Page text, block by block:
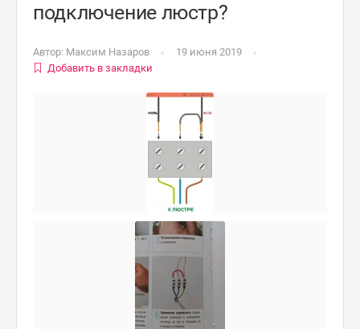
подключение люстр?
Автор: Максим Назаров
19 июня 2019
Добавить в закладки